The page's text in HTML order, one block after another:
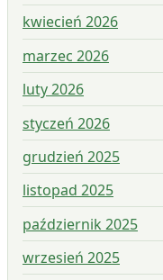
kwiecień 2026
marzec 2026
luty 2026
styczeń 2026
grudzień 2025
listopad 2025
październik 2025
wrzesień 2025